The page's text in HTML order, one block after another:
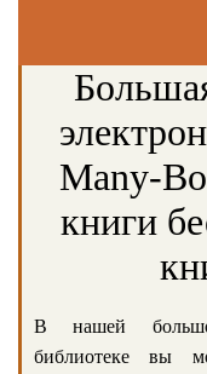
Many-
книги
В нашей
библиотеке вы